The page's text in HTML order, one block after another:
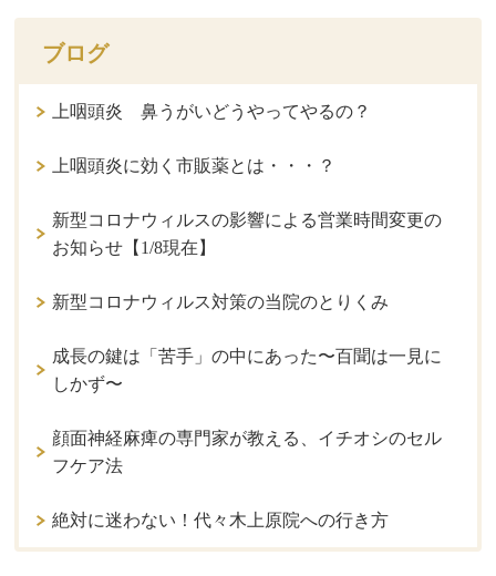
ブログ
上咽頭炎 鼻うがいどうやってやるの？
上咽頭炎に効く市販薬とは・・・？
新型コロナウィルスの影響による営業時間変更の
お知らせ【1/8現在】
新型コロナウィルス対策の当院のとりくみ
成長の鍵は「苦手」の中にあった〜百聞は一見に
しかず〜
顔面神経麻痺の専門家が教える、イチオシのセル
フケア法
絶対に迷わない！代々木上原院への行き方